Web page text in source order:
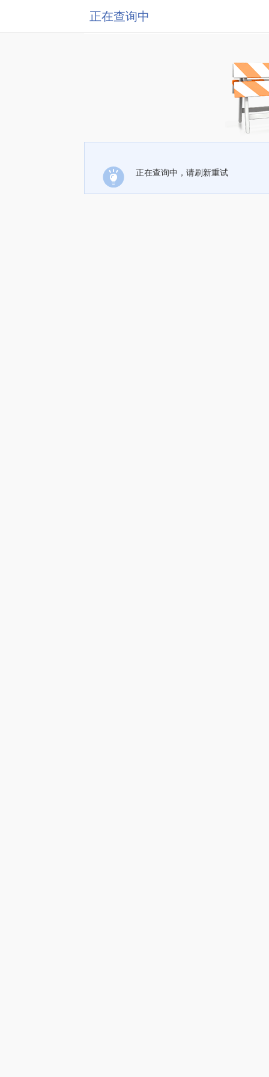
正在查询中
正在查询中，请刷新重试